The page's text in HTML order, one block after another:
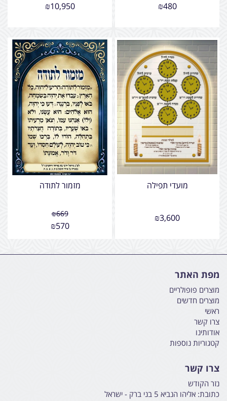
₪480
₪10,950
מועדי תפילה
₪3,600
מזמור לתודה
₪669
₪570
מפת האתר
מוצרים פופולריים
מוצרים חדשים
ראשי
צרו קשר
אודותינו
קטגוריות נוספות
צרו קשר
נזר הקודש
כתובת: אליהו הנביא 5 בני ברק - ישראל